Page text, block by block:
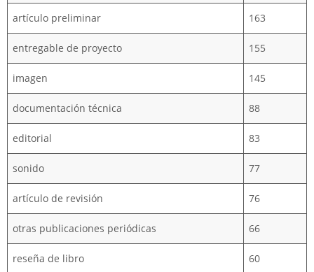
artículo preliminar 163
entregable de proyecto 155
imagen 145
documentación técnica 88
editorial 83
sonido 77
artículo de revisión 76
otras publicaciones periódicas 66
reseña de libro 60